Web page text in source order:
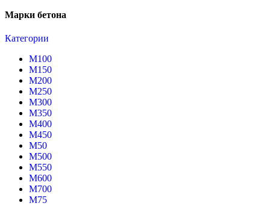
Марки бетона
Категории
М100
М150
М200
М250
М300
М350
М400
М450
М50
М500
М550
М600
М700
М75